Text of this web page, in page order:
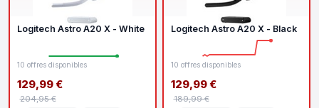
Logitech Astro A20 X - White
10 offres disponibles
129,99 €
204,95 €
Logitech Astro A20 X - Black
10 offres disponibles
129,99 €
189,99 €